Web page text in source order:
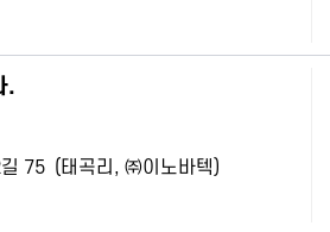
.
75 (태곡리, ㈜이노바텍)